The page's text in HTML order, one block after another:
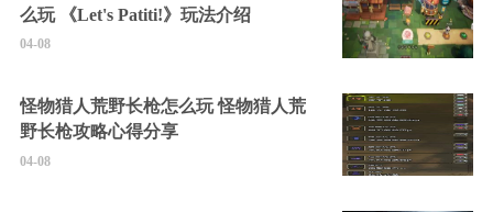
么玩 《Let's Patiti!》玩法介绍
04-08
怪物猎人荒野长枪怎么玩 怪物猎人荒
野长枪攻略心得分享
04-08